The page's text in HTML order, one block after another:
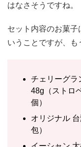
はなさそうですね。
セット内容のお菓子
いうことですが、も
チェリーグラ
48g（ストロ
個）
オリジナル
包）